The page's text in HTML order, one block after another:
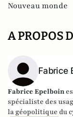
Nouveau monde
A PROPOS
Fabrice
Fabrice Epelboin
spécialiste des
la géopolitique du